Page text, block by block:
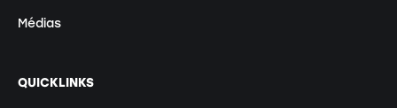
Médias
QUICKLINKS